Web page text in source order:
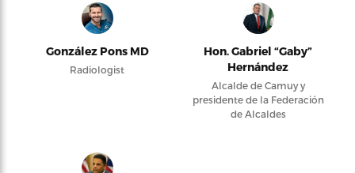
González Pons MD
Radiologist
Hon. Gabriel “Gaby”
Hernández
Alcalde de Camuy y
presidente de la Federación
de Alcaldes